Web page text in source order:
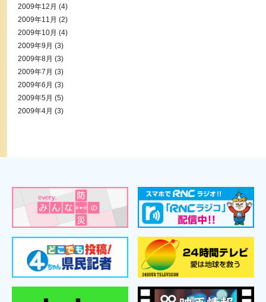
2009年12月 (4)
2009年11月 (2)
2009年10月 (4)
2009年9月 (3)
2009年8月 (3)
2009年7月 (3)
2009年6月 (3)
2009年5月 (5)
2009年4月 (3)